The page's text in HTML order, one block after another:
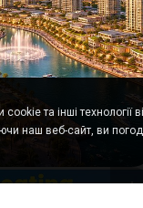
та інші технології
наш веб-сайт, ви